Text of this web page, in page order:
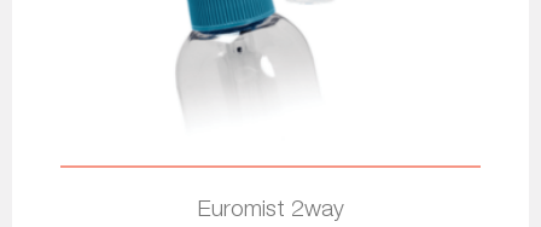
Euromist 2way